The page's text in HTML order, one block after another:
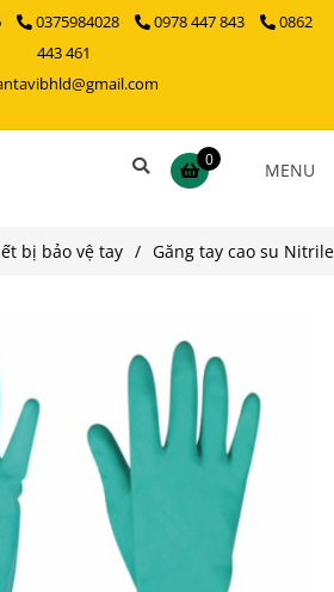
0375984028 0978 447 843
0862
443 461
0 MENU
bị bảo vệ tay / Găng tay cao su